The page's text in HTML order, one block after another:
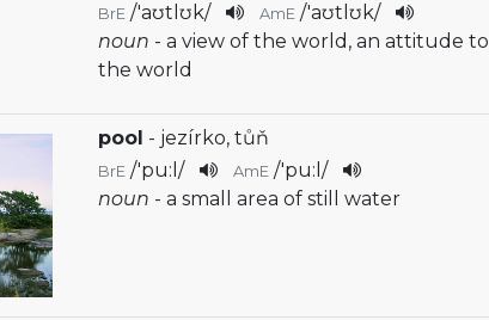
BrE /'aʊtlʊk/ AmE /'aʊtlʊk/
noun - a view of the world, an attitude to
the world
pool - jezírko, tůň
BrE /'pu:l/ AmE /'pu:l/
noun - a small area of still water